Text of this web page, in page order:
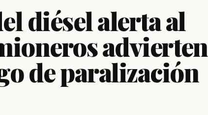
diésel alerta al
advierten
de paralización